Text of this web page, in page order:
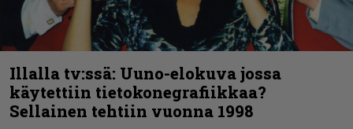
Illalla tv:ssä: Uuno-elokuva jossa
käytettiin tietokonegrafiikkaa?
Sellainen tehtiin vuonna 1998